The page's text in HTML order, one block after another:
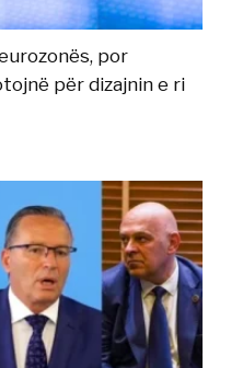
por
për dizajnin e ri